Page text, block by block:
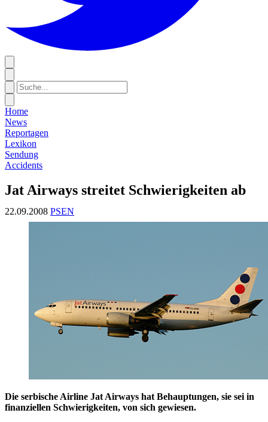
Home
News
Reportagen
Lexikon
Sendung
Accidents
Jat Airways streitet Schwierigkeiten ab
22.09.2008 PSEN
Die serbische Airline Jat Airways hat Behauptungen, sie sei in
finanziellen Schwierigkeiten, von sich gewiesen.